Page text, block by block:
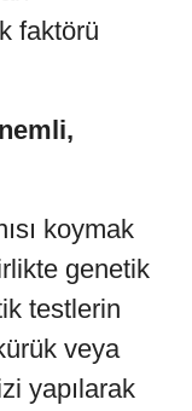
faktörü
koymak
genetik
testlerin
veya
yapılarak